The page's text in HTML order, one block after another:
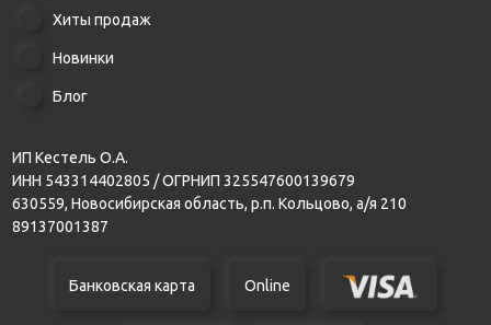
Хиты продаж
Новинки
Блог
ИП Кестель О.А.
ИНН 543314402805 / ОГРНИП 325547600139679
630559, Новосибирская область, р.п. Кольцово, а/я 210
89137001387
Банковская карта Online